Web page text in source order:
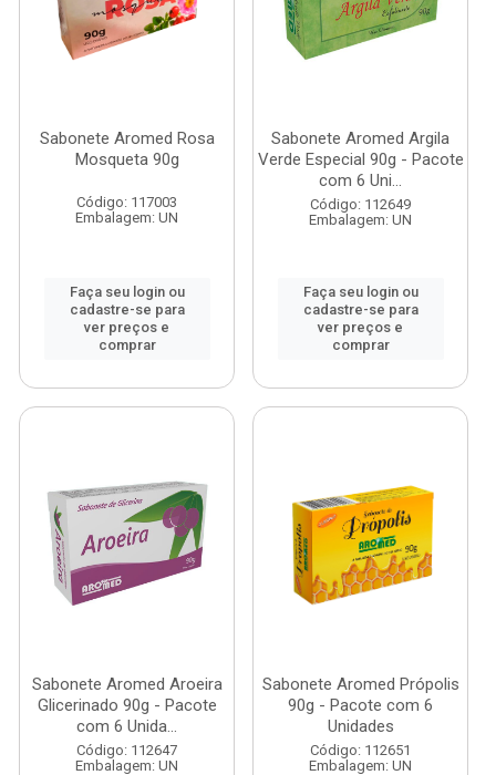
Sabonete Aromed Rosa
Mosqueta 90g
Código: 117003
Embalagem: UN
Faça seu login ou
cadastre-se para
ver preços e
comprar
Sabonete Aromed Argila
Verde Especial 90g - Pacote
com 6 Uni...
Código: 112649
Embalagem: UN
Faça seu login ou
cadastre-se para
ver preços e
comprar
Sabonete Aromed Aroeira
Glicerinado 90g - Pacote
com 6 Unida...
Código: 112647
Embalagem: UN
Sabonete Aromed Própolis
90g - Pacote com 6
Unidades
Código: 112651
Embalagem: UN